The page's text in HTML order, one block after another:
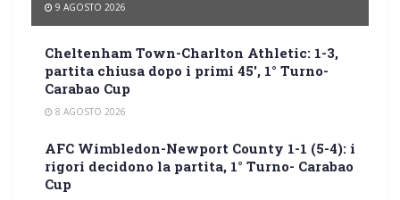
9 AGOSTO 2026
Cheltenham Town-Charlton Athletic: 1-3,
partita chiusa dopo i primi 45′, 1° Turno-
Carabao Cup
8 AGOSTO 2026
AFC Wimbledon-Newport County 1-1 (5-4): i
rigori decidono la partita, 1° Turno- Carabao
Cup